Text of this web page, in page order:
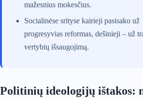
mažesnius mokesčius.
Socialinėse srityse kairieji pasisako už
progresyvias reformas, dešinieji – už
vertybių išsaugojimą.
Politinių ideologijų ištakos: